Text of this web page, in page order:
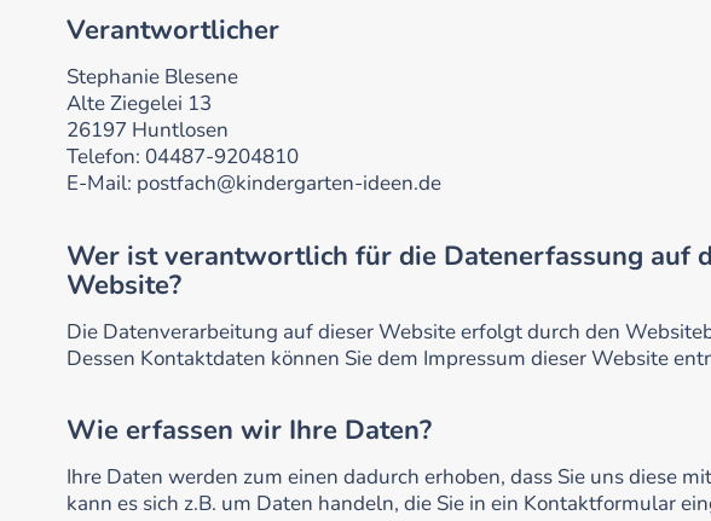
Verantwortlicher
Stephanie Blesene
Alte Ziegelei 13
26197 Huntlosen
Telefon: 04487-9204810
E-Mail: postfach@kindergarten-ideen.de
Wer ist verantwortlich für die Datenerfassung auf
Website?
Die Datenverarbeitung auf dieser Website erfolgt durch den
Dessen Kontaktdaten können Sie dem Impressum dieser Website
Wie erfassen wir Ihre Daten?
Ihre Daten werden zum einen dadurch erhoben, dass Sie uns diese
kann es sich z.B. um Daten handeln, die Sie in ein Kontaktformular